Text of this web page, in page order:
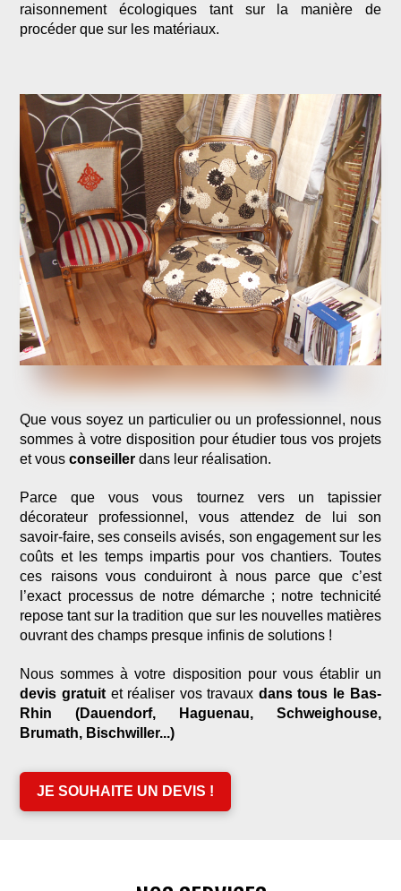
raisonnement écologiques tant sur la manière de
procéder que sur les matériaux.
Que vous soyez un particulier ou un professionnel, nous
sommes à votre disposition pour étudier tous vos projets
et vousconseiller dans leur réalisation.
Parce que vous vous tournez vers un tapissier
décorateur professionnel, vous attendez de lui son
savoir-faire, ses conseils avisés, son engagement sur les
coûts et les temps impartis pour vos chantiers. Toutes
ces raisons vous conduiront à nous parce que c’est
l’exact processus de notre démarche ; notre technicité
repose tant sur la tradition que sur les nouvelles matières
ouvrant des champs presque infinis de solutions !
Nous sommes à votre disposition pour vous établir un
devis gratuitet réaliser vos travaux dans tous le Bas-
Rhin (Dauendorf, Haguenau, Schweighouse,
Brumath, Bischwiller...)
JE SOUHAITE UN DEVIS !